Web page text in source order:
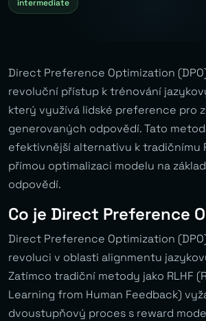
intermediate
Direct Preference Optimization
revoluční přístup k trénování
který využívá lidské preference pro
generovaných odpovědí. Tato
efektivnější alternativu k tradičnímu
přímou optimalizaci modelu na
odpovědí.
Co je Direct Preference
Direct Preference Optimization
revoluci v oblasti alignmentu
Zatímco tradiční metody jako RLHF
Learning from Human Feedback)
dvoustupňový proces s reward